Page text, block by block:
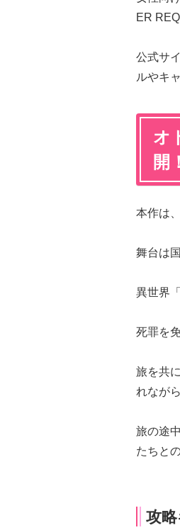
ER
公式サ
ルやキ
オ
開！
本作は、
舞台は
異世界
死罪を
旅を共
れなが
旅の途
たちと
攻